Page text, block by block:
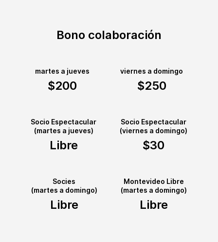
Bono colaboración
martes a jueves
$200
viernes a domingo
$250
Socio Espectacular
(martes a jueves)
Libre
Socio Espectacular
(viernes a domingo)
$30
Socies
(martes a domingo)
Libre
Montevideo Libre
(martes a domingo)
Libre